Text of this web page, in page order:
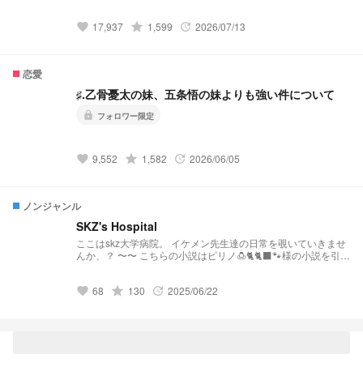
ジェイク ソンフン ソヌ ジョンウォン ニキ BOYNEXTDOOR
ジェシー 京本大我 松村北斗 髙地優吾 森本慎太郎 田中樹
SnowMan 雪男 岩本照 深澤辰哉 ラウール 渡辺翔太 向井康二
阿部亮平 目黒蓮 宮舘涼太 佐久間大介 なにわ男子 西畑大吾 大
西流星 道枝駿佑 高橋恭平 長尾謙杜 藤原丈一郎 大橋和也
favorite 17,937 grade 1,599 update 2026/07/13
恋愛
♯.乙骨憂太の妹、五条悟の妹よりも強い件について
lock フォロワー限定
favorite 9,552 grade 1,582 update 2026/06/05
ノンジャンル
SKZ's Hospital
ここはskz大学病院。 イケメン先生達の日常を覗いていきませ
んか、？ 〜〜 こちらの小説はピリノ🍮🐈🐈‍⬛🐾様の小説を引き
体調不良から診察まで…… 基本的にどんなリクエストもお待
favorite 68 grade 130 update 2025/06/22